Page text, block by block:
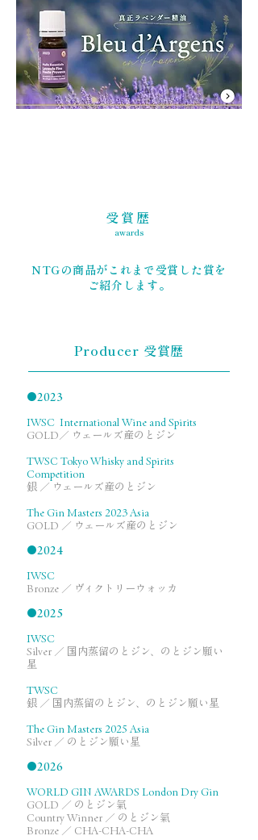
受賞歴
awards
NTGの商品がこれまで受賞した賞を
ご紹介します。
Producer 受賞歴
●2023
IWSC International Wine and Spirits
GOLD ／ ウェールズ産のとジン
TWSC Tokyo Whisky and Spirits
Competition
銀 ／ ウェールズ産のとジン
The Gin Masters 2023 Asia
GOLD ／ ウェールズ産のとジン
●2024
IWSC
Bronze ／ ヴィクトリーウォッカ
●2025
IWSC
Silver ／ 国内蒸留のとジン、のとジン願い
星
TWSC
銀 ／ 国内蒸留のとジン、のとジン願い星
The Gin Masters 2025 Asia
Silver ／ のとジン願い星
●2026
WORLD GIN AWARDS London Dry Gin
GOLD ／ のとジン氣
Country Winner ／ のとジン氣
Bronze ／ CHA-CHA-CHA